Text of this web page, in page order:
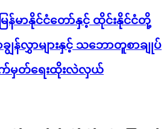
န်မာနိုင်ငံတော်နှင့် ထိုင်းနိုင်ငံတို့
ျွန်လွှာများနှင့် သဘောတူစာချုပ်
က်မှတ်ရေးထိုးလဲလှယ်